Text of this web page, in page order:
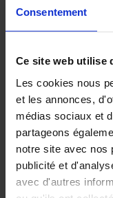
Consentement
Ce site web utilise
Les cookies nous
et les annonces,
médias sociaux et
partageons
notre site avec nos
publicité et
avec d'autres
Gallery